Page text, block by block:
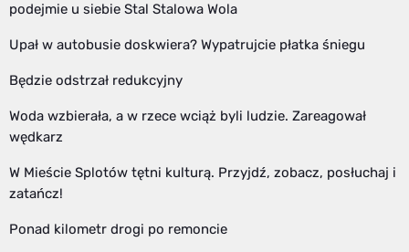
podejmie u siebie Stal Stalowa Wola
Upał w autobusie doskwiera? Wypatrujcie płatka śniegu
Będzie odstrzał redukcyjny
Woda wzbierała, a w rzece wciąż byli ludzie. Zareagował
wędkarz
W Mieście Splotów tętni kulturą. Przyjdź, zobacz, posłuchaj i
zatańcz!
Ponad kilometr drogi po remoncie